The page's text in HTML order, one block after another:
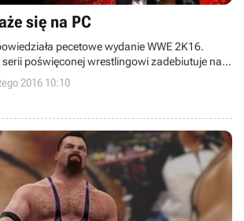
się na PC
pecetowe wydanie WWE 2K16.
poświęconej wrestlingowi zadebiutuje na
11 marca.
2016 10:10